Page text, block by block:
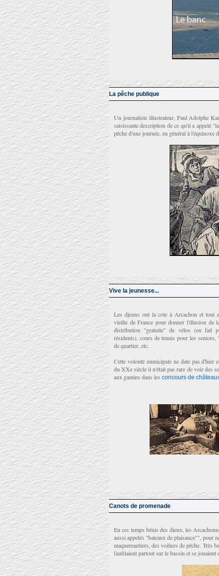
La pêche publique
Un journaliste illustrateur, Paul Adolphe
saisissante description de ce qu'il a appelé
pêche d'une journée, en général à l'équinoxe
Vive la jeunesse...
Les djeuns ont la cote à Arcachon et tout
vieille de France pour donner l'illusion de
distribution "gratuite" de vélos (en fait
résidents), cours de tennis pour les
de quartier, etc.
Cette volonté municipale ne date pas d'hier
du XXe siècle il n'était pas rare de voir des
aux gamins dans les concours de
Canots de promenade
En ces temps bénis des dieux, les
aussi appelés "bateaux de plaisance"", pour
maquereautiers, des voiliers de pêche. Très
faufilaient partout sur le bassin et se jouaient